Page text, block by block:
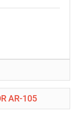
AR-105